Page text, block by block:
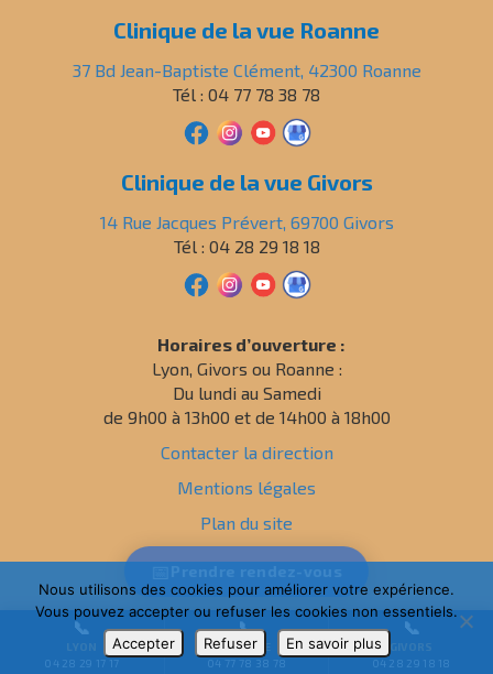
Clinique de la vue Roanne
37 Bd Jean-Baptiste Clément, 42300 Roanne
Tél : 04 77 78 38 78
Clinique de la vue Givors
14 Rue Jacques Prévert, 69700 Givors
Tél : 04 28 29 18 18
Horaires d’ouverture :
Lyon, Givors ou Roanne :
Du lundi au Samedi
de 9h00 à 13h00 et de 14h00 à 18h00
Contacter la direction
Mentions légales
Plan du site
Politique de confidentialité
📞
LYON
04 28 29 17 17
📞
ROANNE
04 77 78 38 78
📞
GIVORS
04 28 29 18 18
Nous utilisons des cookies pour améliorer votre expérience.
Vous pouvez accepter ou refuser les cookies non essentiels.
Accepter
Refuser En savoir plus